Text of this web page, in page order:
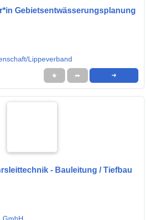
Gebietsentwässerungsplanung
Lippeverband
★ ➦ ➜
- Bauleitung / Tiefbau
GmbH